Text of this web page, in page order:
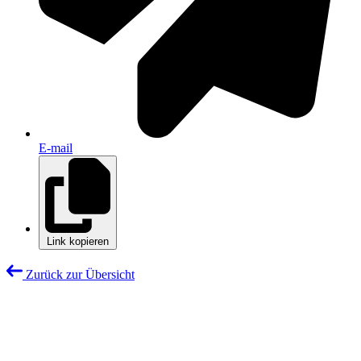
E-mail
Link kopieren
Zurück zur Übersicht